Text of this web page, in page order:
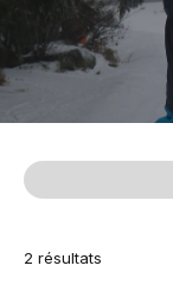
2 résultats